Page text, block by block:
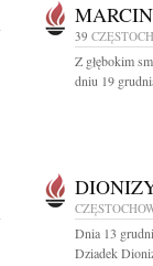
39
Z głębokim
dniu 19
Dnia 13
Dziadek